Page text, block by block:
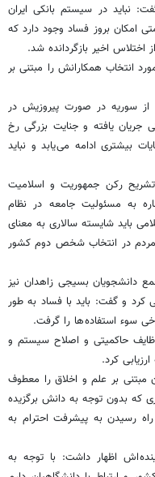
نباید در سیستم بانکی ایران
امکان بروز فساد وجود دارد که
اختلاس اخیر بازگردانده شد.
انتخاب همکارانش را مبتنی بر
سوریه در صورت پیروزیش در
جریان یافته و جنایت بزرگی رخ
بیشتری ادامه می یابد و نباید
رکن جمهوریت و اسلامیت
به مسئولیت جامعه در نظام
باید شایسته سالاری به معنای
مردم در انتخاب شخص دوم کشور
دانشجویان بسیجی زاهدان نیز
کرد و گفت: باید با فساد به طور
سوء استفاده ها را گرفت.
حاکمیتی و اصلاح سیستم و
کرد.
مبتنی بر علم و اخلاق را معطوف
که بدون توجه به دانش برگزیده
رسیدن به پیشرفت احترام به
اش اظهار داشت: با توجه به